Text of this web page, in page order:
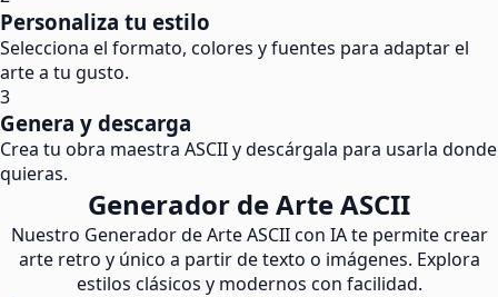
Personaliza tu estilo
Selecciona el formato, colores y fuentes para adaptar el
arte a tu gusto.
3
Genera y descarga
Crea tu obra maestra ASCII y descárgala para usarla donde
quieras.
Generador de Arte ASCII
Nuestro Generador de Arte ASCII con IA te permite crear
arte retro y único a partir de texto o imágenes. Explora
estilos clásicos y modernos con facilidad.